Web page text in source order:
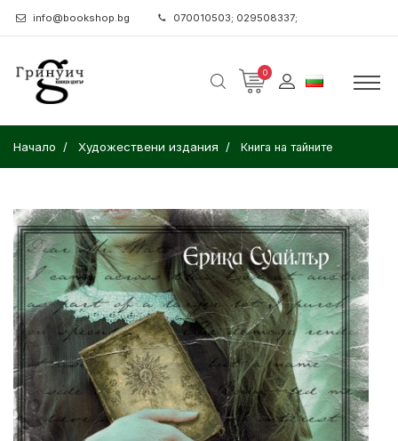
info@bookshop.bg 070010503; 029508337;
0
Начало Художествени издания Книга на тайните